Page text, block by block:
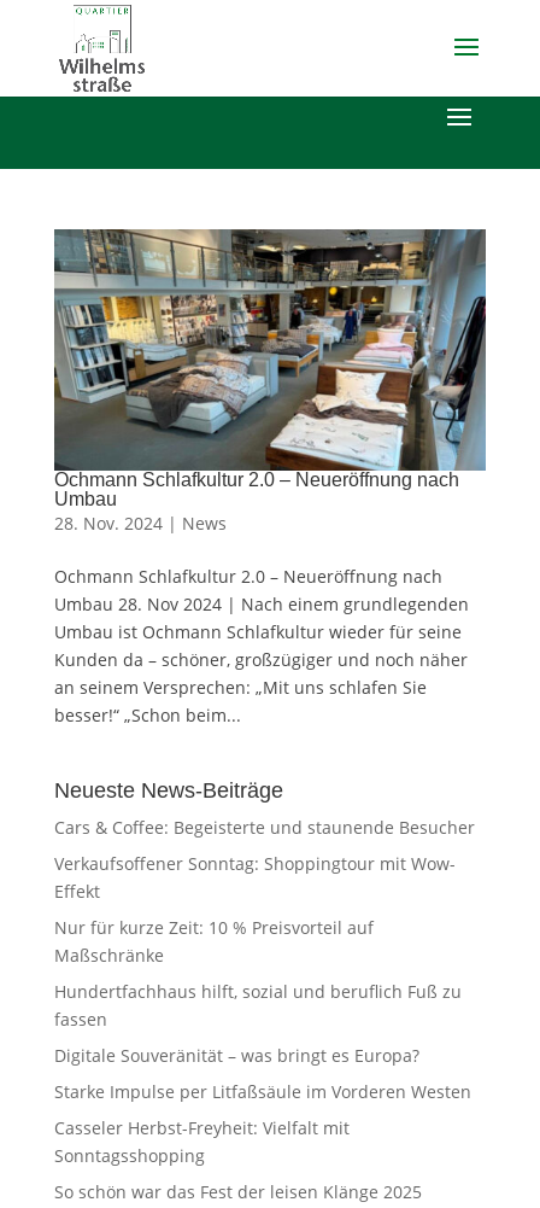
Ochmann Schlafkultur 2.0 – Neueröffnung nach
Umbau
28. Nov. 2024 | News
Ochmann Schlafkultur 2.0 – Neueröffnung nach
Umbau 28. Nov 2024 | Nach einem grundlegenden
Umbau ist Ochmann Schlafkultur wieder für seine
Kunden da – schöner, großzügiger und noch näher
an seinem Versprechen: „Mit uns schlafen Sie
besser!“ „Schon beim...
Neueste News-Beiträge
Cars & Coffee: Begeisterte und staunende Besucher
Verkaufsoffener Sonntag: Shoppingtour mit Wow-
Effekt
Nur für kurze Zeit: 10 % Preisvorteil auf
Maßschränke
Hundertfachhaus hilft, sozial und beruflich Fuß zu
fassen
Digitale Souveränität – was bringt es Europa?
Starke Impulse per Litfaßsäule im Vorderen Westen
Casseler Herbst-Freyheit: Vielfalt mit
Sonntagsshopping
So schön war das Fest der leisen Klänge 2025